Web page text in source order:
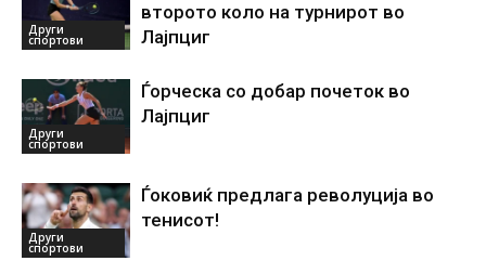
Други
спортови
второто коло на турнирот во
Лајпциг
Други
спортови
Ѓорческа со добар почеток во
Лајпциг
Други
спортови
Ѓоковиќ предлага револуција во
тенисот!